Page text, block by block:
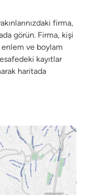
firma,
görün. Firma, kişi
enlem ve boylam
kayıtlar
haritada